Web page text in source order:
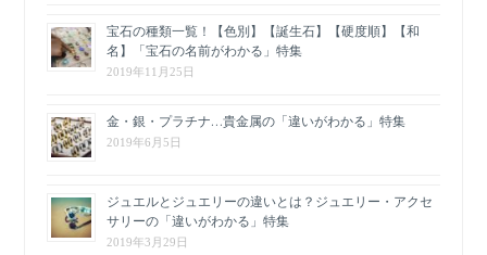
宝石の種類一覧！【色別】【誕生石】【硬度順】【和
名】「宝石の名前がわかる」特集
2019年11月25日
金・銀・プラチナ…貴金属の「違いがわかる」特集
2019年6月5日
ジュエルとジュエリーの違いとは？ジュエリー・アクセ
サリーの「違いがわかる」特集
2019年3月29日